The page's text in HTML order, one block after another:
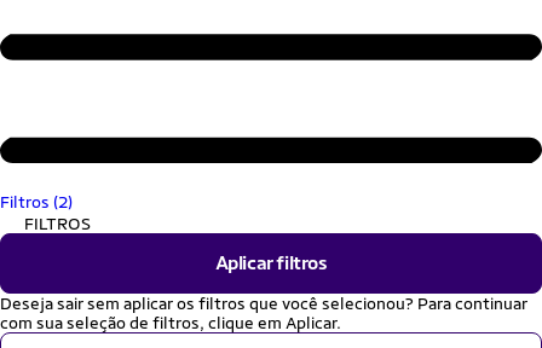
Filtros (2)
FILTROS
Aplicar filtros
Deseja sair sem aplicar os filtros que você selecionou? Para continuar
com sua seleção de filtros, clique em Aplicar.